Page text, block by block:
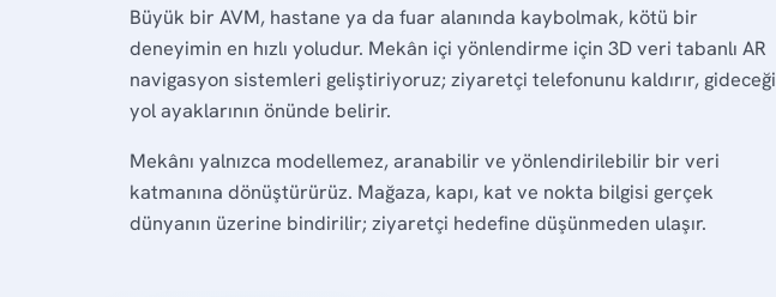
Büyük bir AVM, hastane ya da fuar alanında kaybolmak, kötü bir
deneyimin en hızlı yoludur. Mekân içi yönlendirme için 3D veri tabanlı AR
navigasyon sistemleri geliştiriyoruz; ziyaretçi telefonunu kaldırır, gideceği
yol ayaklarının önünde belirir.
Mekânı yalnızca modellemez, aranabilir ve yönlendirilebilir bir veri
katmanına dönüştürürüz. Mağaza, kapı, kat ve nokta bilgisi gerçek
dünyanın üzerine bindirilir; ziyaretçi hedefine düşünmeden ulaşır.